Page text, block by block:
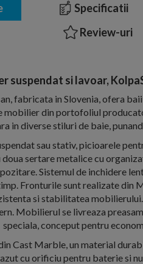
Specificatii
Review-uri
suspendat si lavoar,
fabricata in Slovenia, ofera
mobilier din portofoliul
in diverse stiluri de baie,
sau stativ, picioarele
sertare metalice cu
Sistemul de inchidere
Fronturile sunt realizate din
si stabilitatea
Mobilierul se livreaza
speciala, conceput pentru
Cast Marble, un material
cu orificiu pentru baterie si